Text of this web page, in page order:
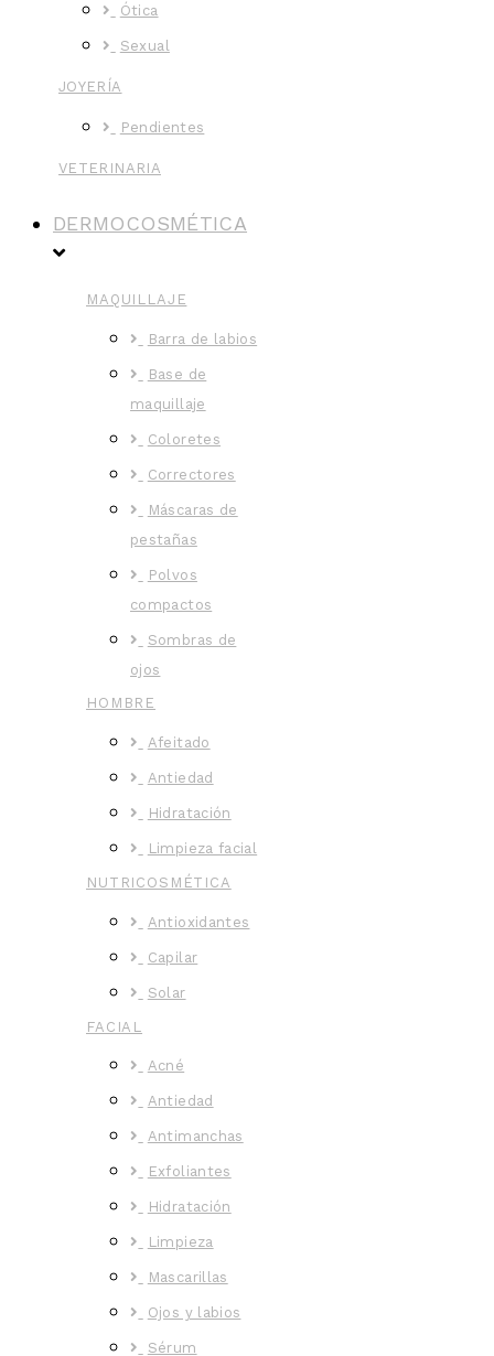
Ótica
Sexual
JOYERÍA
Pendientes
VETERINARIA
DERMOCOSMÉTICA
MAQUILLAJE
Barra de labios
Base de
maquillaje
Coloretes
Correctores
Máscaras de
pestañas
Polvos
compactos
Sombras de
ojos
HOMBRE
Afeitado
Antiedad
Hidratación
Limpieza facial
NUTRICOSMÉTICA
Antioxidantes
Capilar
Solar
FACIAL
Acné
Antiedad
Antimanchas
Exfoliantes
Hidratación
Limpieza
Mascarillas
Ojos y labios
Sérum